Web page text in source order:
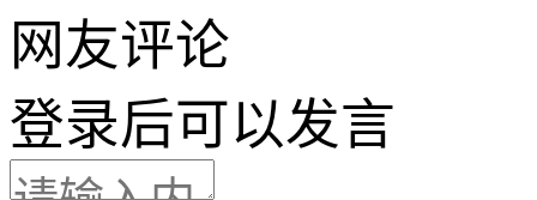
网友评论
登录后可以发言